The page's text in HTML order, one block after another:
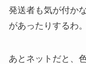
発送者も気が付か
があったりするわ。
あとネットだと、